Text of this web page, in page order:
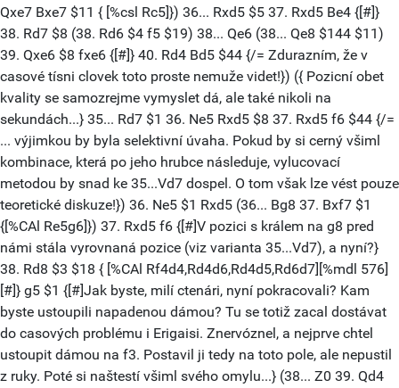
Qxe7 Bxe7 $11 { [%csl Rc5]}) 36... Rxd5 $5 37. Rxd5 Be4 {[#]}
38. Rd7 $8 (38. Rd6 $4 f5 $19) 38... Qe6 (38... Qe8 $144 $11)
39. Qxe6 $8 fxe6 {[#]} 40. Rd4 Bd5 $44 {/= Zdurazním, že v
casové tísni clovek toto proste nemuže videt!}) ({ Pozicní obet
kvality se samozrejme vymyslet dá, ale také nikoli na
sekundách...} 35... Rd7 $1 36. Ne5 Rxd5 $8 37. Rxd5 f6 $44 {/=
... výjimkou by byla selektivní úvaha. Pokud by si cerný všiml
kombinace, která po jeho hrubce následuje, vylucovací
metodou by snad ke 35...Vd7 dospel. O tom však lze vést pouze
teoretické diskuze!}) 36. Ne5 $1 Rxd5 (36... Bg8 37. Bxf7 $1
{[%CAl Re5g6]}) 37. Rxd5 f6 {[#]V pozici s králem na g8 pred
námi stála vyrovnaná pozice (viz varianta 35...Vd7), a nyní?}
38. Rd8 $3 $18 { [%CAl Rf4d4,Rd4d6,Rd4d5,Rd6d7][%mdl 576]
[#]} g5 $1 {[#]Jak byste, milí ctenári, nyní pokracovali? Kam
byste ustoupili napadenou dámou? Tu se totiž zacal dostávat
do casových problému i Erigaisi. Znervóznel, a nejprve chtel
ustoupit dámou na f3. Postavil ji tedy na toto pole, ale nepustil
z ruky. Poté si naštestí všiml svého omylu...} (38... Z0 39. Qd4